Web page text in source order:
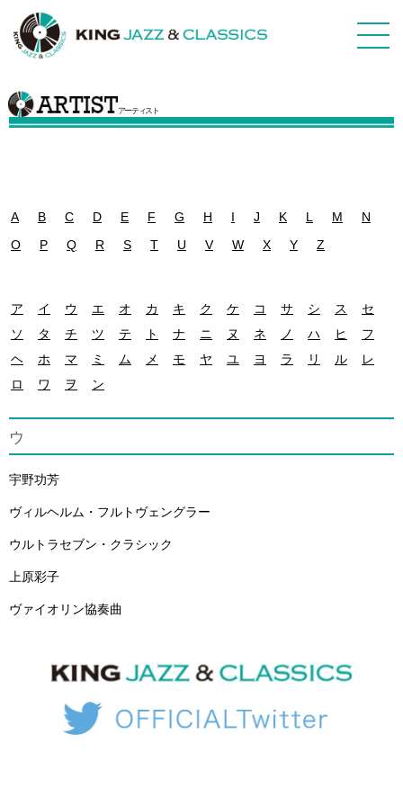
アーティスト
A B C D E F G H I J K L M
N
O
P Q R S T U V W X Y Z
ア イ ウ エ オ カ キ ク ケ コ サ シ ス
セ
ソ
タ チ ツ テ ト ナ ニ ヌ ネ ノ ハ ヒ
フ
ヘ
ホ マ ミ ム メ モ ヤ ユ ヨ ラ リ ル
レ
ロ
ワ ヲ ン
ウ
宇野功芳
ヴィルヘルム・フルトヴェングラー
ウルトラセブン・クラシック
上原彩子
ヴァイオリン協奏曲